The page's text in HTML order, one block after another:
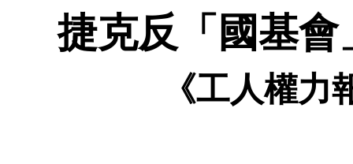
捷克反「國基會
《工人權力